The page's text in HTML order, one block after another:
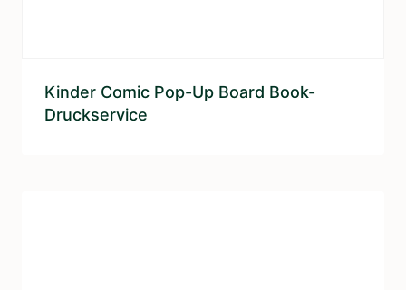
Kinder Comic Pop-Up Board Book-
Druckservice